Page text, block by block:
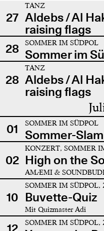
27
TANZ
Aldebs / Al
raising flags
28
SOMMER IM SÜDPOL
Sommer im
28
TANZ
Aldebs / Al
raising flags
01 SOMMER IM SÜDPOL
Sommer-Slam
02
KONZERT, SOMMER
High on the
AMÆMI &
10
SOMMER IM
Buvette-Quiz
Mit Quizmaster Adi
SOMMER IM